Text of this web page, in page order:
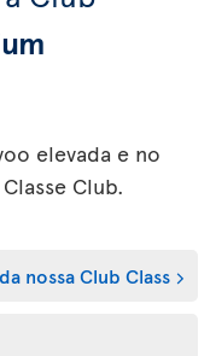
elevada e no
Club.
nossa Club Class